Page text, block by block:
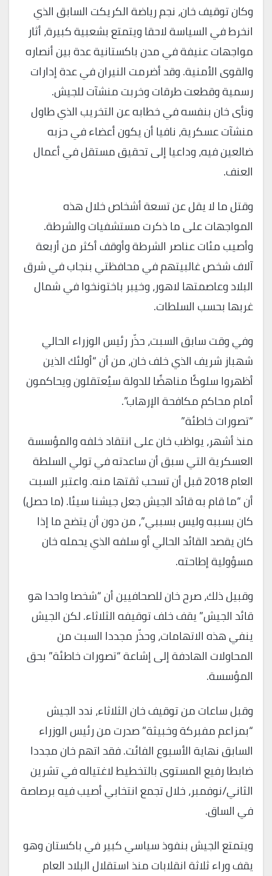
وكان توقيف خان، نجم رياضة الكريكت السابق الذي
انخرط في السياسة لاحقا ويتمتع بشعبية كبيرة، أثار
مواجهات عنيفة في مدن باكستانية عدة بين أنصاره
والقوى الأمنية. وقد أضرمت النيران في عدة إدارات
رسمية وقطعت طرقات وخربت منشآت للجيش.
ونأى خان بنفسه في خطابه عن التخريب الذي طاول
منشآت عسكرية، نافيا أن يكون أعضاء في حزبه
ضالعين فيه، وداعيا إلى تحقيق مستقل في أعمال
العنف.
وقتل ما لا يقل عن تسعة أشخاص خلال هذه
المواجهات على ما ذكرت مستشفيات والشرطة.
وأصيب مئات عناصر الشرطة وأوقف أكثر من أربعة
آلاف شخص غالبيتهم في محافظتي بنجاب في شرق
البلاد وعاصمتها لاهور، وخيبر باختونخوا في شمال
غربها بحسب السلطات.
وفي وقت سابق السبت، حذّر رئيس الوزراء الحالي
شهباز شريف الذي خلف خان، من أن “أولئك الذين
أظهروا سلوكًا مناهضًا للدولة سيُعتقلون ويحاكمون
أمام محاكم مكافحة الإرهاب”.
“تصورات خاطئة”
منذ أشهر، يواظب خان على انتقاد خلفه والمؤسسة
العسكرية التي سبق أن ساعدته في تولي السلطة
العام 2018 قبل أن تسحب ثقتها منه. واعتبر السبت
أن “ما قام به قائد الجيش جعل جيشنا سيئا. (ما حصل)
كان بسببه وليس بسببي”، من دون أن يتضح ما إذا
كان يقصد القائد الحالي أو سلفه الذي يحمله خان
مسؤولية إطاحته.
وقبيل ذلك، صرح خان للصحافيين أن “شخصا واحدا هو
قائد الجيش” يقف خلف توقيفه الثلاثاء. لكن الجيش
ينفي هذه الاتهامات، وحذّر مجددا السبت من
المحاولات الهادفة إلى إشاعة “تصورات خاطئة” بحق
المؤسسة.
وقبل ساعات من توقيف خان الثلاثاء، ندد الجيش
“بمزاعم مفبركة وخبيثة” صدرت من رئيس الوزراء
السابق نهاية الأسبوع الفائت. فقد اتهم خان مجددا
ضابطا رفيع المستوى بالتخطيط لاغتياله في تشرين
الثاني/نوفمبر، خلال تجمع انتخابي أصيب فيه برصاصة
في الساق.
ويتمتع الجيش بنفوذ سياسي كبير في باكستان وهو
يقف وراء ثلاثة انقلابات منذ استقلال البلاد العام